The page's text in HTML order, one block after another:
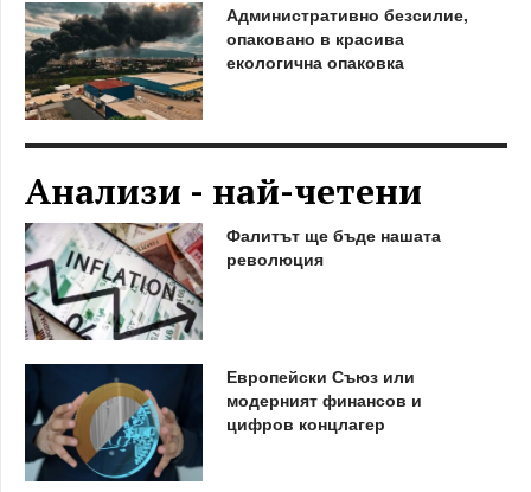
Административно безсилие,
опаковано в красива
екологична опаковка
Анализи - най-четени
Фалитът ще бъде нашата
революция
Европейски Съюз или
модерният финансов и
цифров концлагер